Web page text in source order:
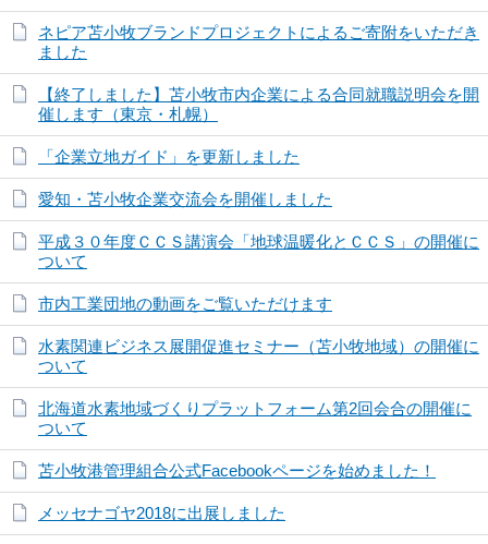
ネピア苫小牧ブランドプロジェクトによるご寄附をいただき
ました
【終了しました】苫小牧市内企業による合同就職説明会を開
催します（東京・札幌）
「企業立地ガイド」を更新しました
愛知・苫小牧企業交流会を開催しました
平成３０年度ＣＣＳ講演会「地球温暖化とＣＣＳ」の開催に
ついて
市内工業団地の動画をご覧いただけます
水素関連ビジネス展開促進セミナー（苫小牧地域）の開催に
ついて
北海道水素地域づくりプラットフォーム第2回会合の開催に
ついて
苫小牧港管理組合公式Facebookページを始めました！
メッセナゴヤ2018に出展しました